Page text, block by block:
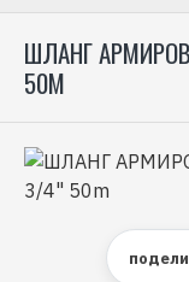
ШЛАНГ
50M